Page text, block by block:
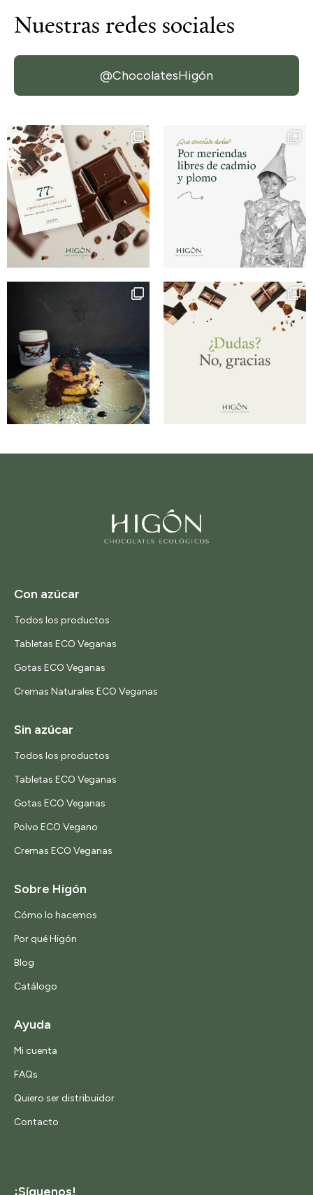
Nuestras redes sociales
@ChocolatesHigón
Con azúcar
Todos los productos
Tabletas ECO Veganas
Gotas ECO Veganas
Cremas Naturales ECO Veganas
Sin azúcar
Todos los productos
Tabletas ECO Veganas
Gotas ECO Veganas
Polvo ECO Vegano
Cremas ECO Veganas
Sobre Higón
Cómo lo hacemos
Por qué Higón
Blog
Catálogo
Ayuda
Mi cuenta
FAQs
Quiero ser distribuidor
Contacto
¡Síguenos!